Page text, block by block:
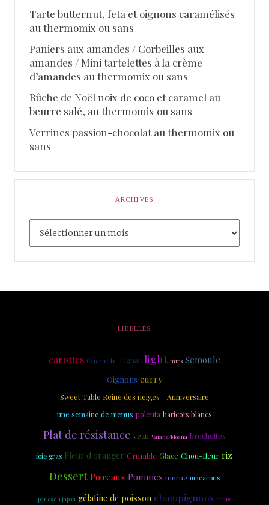
Tarte butternut, feta et oignons caramélisés
au thermomix ou sans
Paniers aux amandes / Corbeilles aux
amandes / Mini tartelettes à la crème
d’amandes au thermomix ou sans
Bûche de Noël noix de coco et caramel au
beurre salé, au thermomix ou sans
Verrines passion-chocolat au thermomix ou
sans
ARCHIVES
LIBELLÉS
carottes Charlotte Lignac light mms Semoule
Oignons curry
Sweet Table Reine des neiges - Anniversaire
une semaine de menus polenta haricots blancs
Plat de résistance veau Vaiana/Moana brochettes
foie gras Fleur d'oranger Crumble Glace Chou-fleur riz
Dessert Poireaux Pommes morue macarons
perles du japon gélatine de poisson champignons naans